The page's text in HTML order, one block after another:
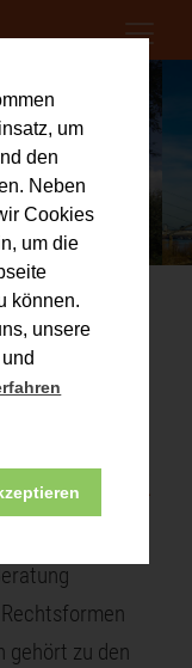
um
den
Neben
Cookies
um die
können.
unsere
in
–
GBR
gehört zu den